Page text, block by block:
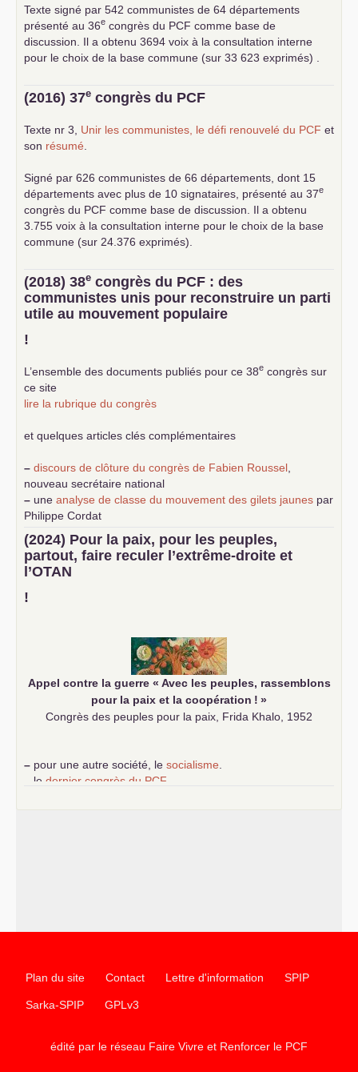
Texte signé par 542 communistes de 64 départements
présenté au 36e congrès du PCF comme base de
discussion. Il a obtenu 3694 voix à la consultation interne
pour le choix de la base commune (sur 33 623 exprimés) .
(2016) 37e congrès du PCF
Texte nr 3, Unir les communistes, le défi renouvelé du PCF et
son résumé
Signé par 626 communistes de 66 départements, dont 15
départements avec plus de 10 signataires, présenté au 37e
congrès du PCF comme base de discussion. Il a obtenu
3.755 voix à la consultation interne pour le choix de la base
commune (sur 24.376 exprimés).
(2018) 38e congrès du PCF : des
communistes unis pour reconstruire un parti
utile au mouvement populaire
!
L’ensemble des documents publiés pour ce 38e congrès sur
ce site
lire la rubrique du congrès
et quelques articles clés complémentaires
– discours de clôture du congrès de Fabien Roussel
nouveau secrétaire national
– une analyse de classe du mouvement des gilets jaunes par
Philippe Cordat
–
un texte de Jean-Claude Delaunay
le marxisme est la
science sociale de notre temps
–un appel proposé aux partis communistes et ouvrier
d’Europe
–
(2024) Pour la paix, pour les peuples,
partout, faire reculer l’extrême-droite et
l’OTAN
!
Appel contre la guerre « Avec les peuples, rassemblons
pour la paix et la coopération ! »
Congrès des peuples pour la paix, Frida Khalo, 1952
– pour une autre société, le socialisme
le dernier congrès du PCF
Plan du site Contact Lettre d'information SPIP
Sarka-SPIP GPLv3
édité par le réseau Faire Vivre et Renforcer le PCF